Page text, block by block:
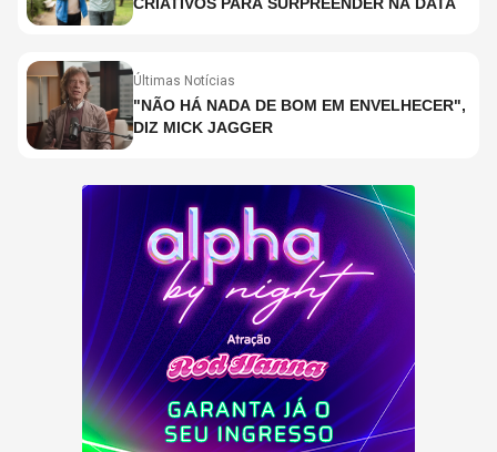
Últimas Notícias
"NÃO HÁ NADA DE BOM EM ENVELHECER",
DIZ MICK JAGGER